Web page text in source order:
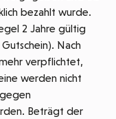
bezahlt wurde.
2 Jahre gültig
Nach
verpflichtet,
werden nicht
Beträgt der